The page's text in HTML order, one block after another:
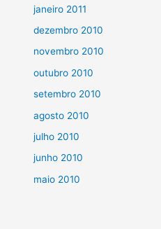
janeiro 2011
dezembro 2010
novembro 2010
outubro 2010
setembro 2010
agosto 2010
julho 2010
junho 2010
maio 2010